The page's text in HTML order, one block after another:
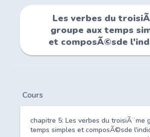
Les verbes du
groupe aux temps
et composÃ©sde
Cours
chapitre 5: Les verbes du troisiÃ¨me
temps simples et composÃ©sde